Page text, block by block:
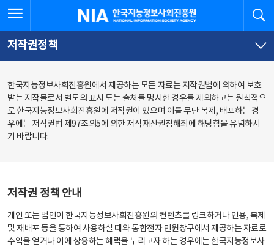
문
로
가
체
뉴
바
가
한국지능정보사회진흥원
저작권정책
한국지능정보사회진흥원에서 제공하는 모든 자료는 저작권법에 의하여 보호
받는 저작물로서 별도의 표시 도는 출처를 명시한 경우를 제외하고는 원칙적으
로 한국지능정보사회진흥원에 저작권이 있으며 이를 무단 복제, 배포하는 경
우에는 저작권법 제97조의5에 의한 저작재산권침해죄에 해당함을 유념하시
기 바랍니다.
저작권 정책 안내
개인 또는 법인이 한국지능정보사회진흥원의 컨텐츠를 링크하거나 인용, 복제
및 재배포 등을 통하여 사용하실 때와 통합전자 민원창구에서 제공하는 자료로
수익을 얻거나 이에 상응하는 혜택을 누리고자 하는 경우에는 한국지능정보사